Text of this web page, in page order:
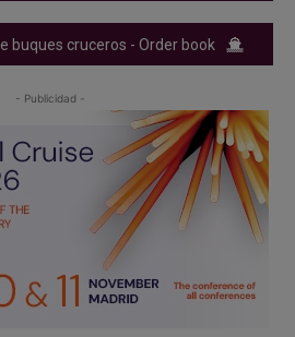
buques cruceros - Order book
- Publicidad -